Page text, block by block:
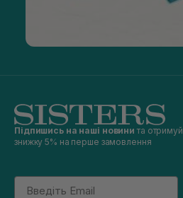
Підпишись на наші новини та отримуй
знижку 5% на перше замовлення
Email